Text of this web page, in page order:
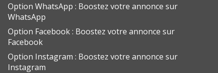
Option WhatsApp : Boostez votre annonce sur
WhatsApp
Option Facebook : Boostez votre annonce sur
Facebook
Option Instagram : Boostez votre annonce sur
Instagram